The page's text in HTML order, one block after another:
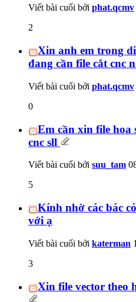
Viết bài cuối bởi phat.qcmv
2
Xin anh em trong
đang cần file cắt cnc
Viết bài cuối bởi phat.qcmv
0
Em cần xin file hoa
cnc sll
Viết bài cuối bởi suu_tam
5
Kính nhờ các bác
với ạ
Viết bài cuối bởi katerman
3
Xin file vector theo